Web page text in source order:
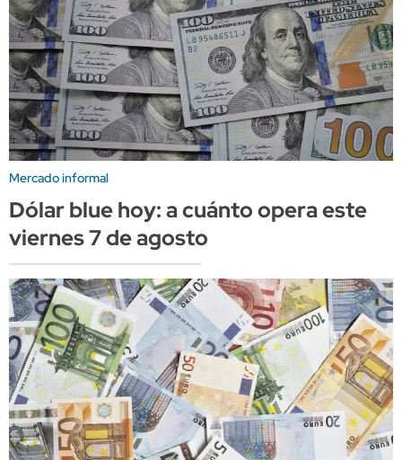
Mercado informal
Dólar blue hoy: a cuánto opera este
viernes 7 de agosto